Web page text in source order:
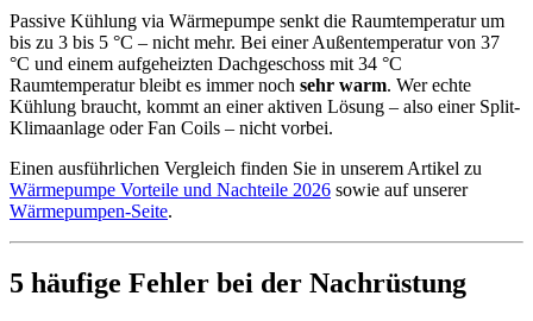
Passive Kühlung via Wärmepumpe senkt die Raumtemperatur um
bis zu 3 bis 5 °C – nicht mehr. Bei einer Außentemperatur von 37
°C und einem aufgeheizten Dachgeschoss mit 34 °C
Raumtemperatur bleibt es immer noch sehr warm. Wer echte
Kühlung braucht, kommt an einer aktiven Lösung – also einer Split-
Klimaanlage oder Fan Coils – nicht vorbei.
Einen ausführlichen Vergleich finden Sie in unserem Artikel zu
Wärmepumpe Vorteile und Nachteile 2026 sowie auf unserer
Wärmepumpen-Seite.
5 häufige Fehler bei der Nachrüstung